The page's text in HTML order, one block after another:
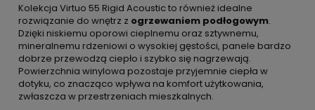
Kolekcja Virtuo 55 Rigid Acoustic to również idealne
rozwiązanie do wnętrz z ogrzewaniem podłogowym.
Dzięki niskiemu oporowi cieplnemu oraz sztywnemu,
mineralnemu rdzeniowi o wysokiej gęstości, panele bardzo
dobrze przewodzą ciepło i szybko się nagrzewają.
Powierzchnia winylowa pozostaje przyjemnie ciepła w
dotyku, co znacząco wpływa na komfort użytkowania,
zwłaszcza w przestrzeniach mieszkalnych.